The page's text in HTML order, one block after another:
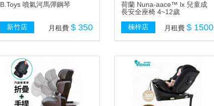
B.Toys 噴氣河馬彈鋼琴
新竹店 月租費 $ 350
荷蘭 Nuna-aace™ lx 兒童成
長安全座椅 4~12歲
楠梓店
月租費$ 1500